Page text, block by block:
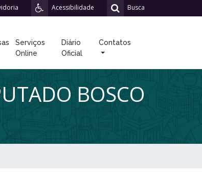
Busca
Acessibilidade
Serviços
Online
Diário
Oficial
Contatos
BOSCO